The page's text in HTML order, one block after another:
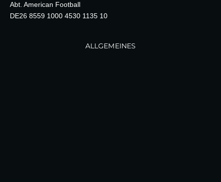
Abt. American Football
DE26 8559 1000 4530 1135 10
ALLGEMEINES